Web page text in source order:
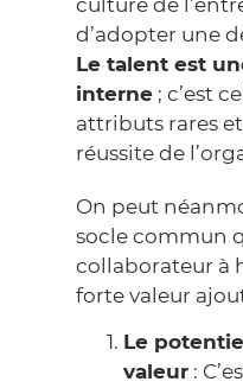
culture de
d’adopter une
Le talent est
interne ; c’est
attributs rares
réussite de
On peut
socle commun
collaborateur à
forte valeur
Le
valeur :